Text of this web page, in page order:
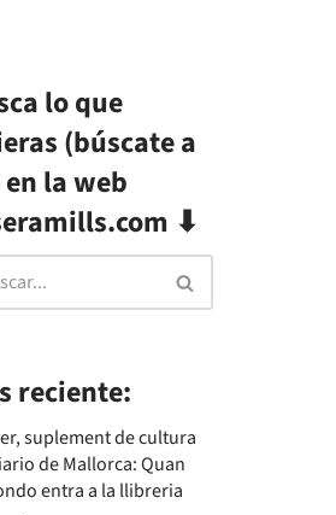
lo que
(búscate a
la web
⬇
reciente:
suplement de cultura
de Mallorca: Quan
entra a la llibreria